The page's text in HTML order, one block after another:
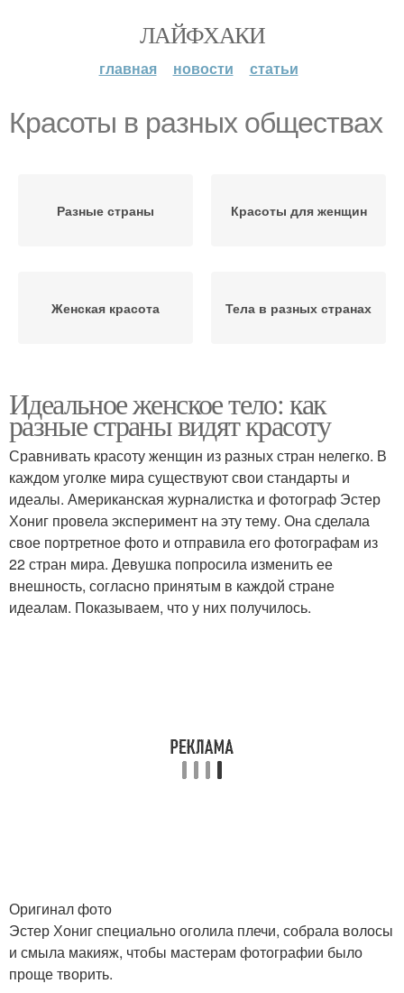
ЛАЙФХАКИ
главная новости статьи
Красоты в разных обществах
Разные страны Красоты для женщин
Женская красота Тела в разных странах
Идеальное женское тело: как
разные страны видят красоту
Сравнивать красоту женщин из разных стран нелегко. В
каждом уголке мира существуют свои стандарты и
идеалы. Американская журналистка и фотограф Эстер
Хониг провела эксперимент на эту тему. Она сделала
свое портретное фото и отправила его фотографам из
22 стран мира. Девушка попросила изменить ее
внешность, согласно принятым в каждой стране
идеалам. Показываем, что у них получилось.
Оригинал фото
Эстер Хониг специально оголила плечи, собрала волосы
и смыла макияж, чтобы мастерам фотографии было
проще творить.